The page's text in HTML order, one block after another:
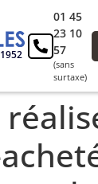
01 45
23 10
57
(sans
surtaxe)